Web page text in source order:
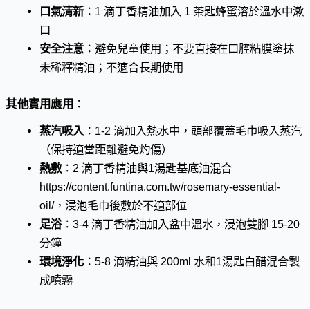
口氣清新：1 滴丁香精油加入 1 茶匙蜂蜜溶於溫水中漱
口
安全注意 ：避免兒童使用；不要直接在口腔粘膜塗抹
未稀釋精油；不適合長期使用
其他實用應用 ：
蒸汽吸入 ：1-2 滴加入熱水中，頭部覆蓋毛巾吸入蒸汽
（保持適當距離避免灼傷）
熱敷：2 滴丁香精油與1湯匙基底油混合
https://content.funtina.com.tw/rosemary-essential-
oil/，浸泡毛巾後敷於不適部位
足浴：3-4 滴丁香精油加入盆中溫水，浸泡雙腳 15-20
分鐘
環境淨化：5-8 滴精油與 200ml 水和1湯匙白醋混合製
成噴霧